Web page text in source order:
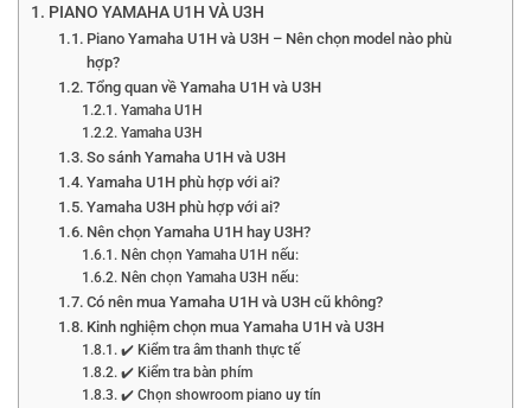
PIANO YAMAHA U1H VÀ U3H
Piano Yamaha U1H và U3H – Nên chọn model nào phù
hợp?
Tổng quan về Yamaha U1H và U3H
Yamaha U1H
Yamaha U3H
So sánh Yamaha U1H và U3H
Yamaha U1H phù hợp với ai?
Yamaha U3H phù hợp với ai?
Nên chọn Yamaha U1H hay U3H?
Nên chọn Yamaha U1H nếu:
Nên chọn Yamaha U3H nếu:
Có nên mua Yamaha U1H và U3H cũ không?
Kinh nghiệm chọn mua Yamaha U1H và U3H
✔️ Kiểm tra âm thanh thực tế
✔️ Kiểm tra bàn phím
✔️ Chọn showroom piano uy tín